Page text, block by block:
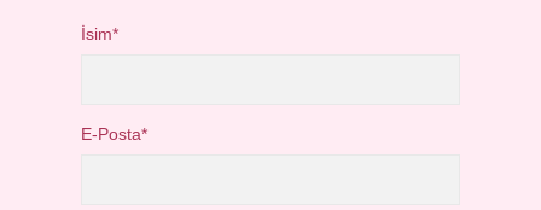
İsim*
E-Posta*